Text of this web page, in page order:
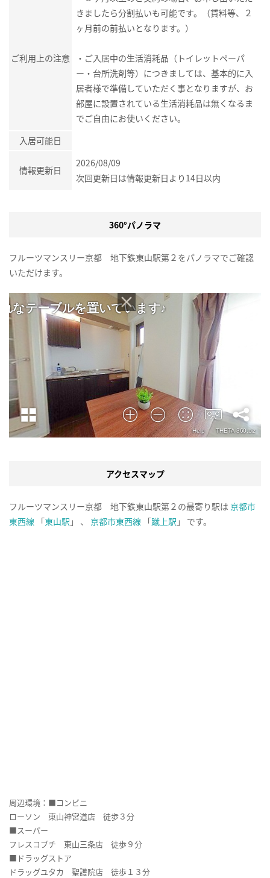
ご利用上の注意
きましたら分割払いも可能です。（賃料等、２
ヶ月前の前払いとなります。）
・ご入居中の生活消耗品（トイレットペーパ
ー・台所洗剤等）につきましては、基本的に入
居者様で準備していただく事となりますが、お
部屋に設置されている生活消耗品は無くなるま
でご自由にお使いください。
入居可能日
情報更新日
2026/08/09
次回更新日は情報更新日より14日以内
360°パノラマ
フルーツマンスリー京都 地下鉄東山駅第２をパノラマでご確認
いただけます。
アクセスマップ
フルーツマンスリー京都 地下鉄東山駅第２の最寄り駅は 京都市
東西線 「東山駅 」 、 京都市東西線 「蹴上駅 」 です。
周辺環境：■コンビニ
ローソン 東山神宮道店 徒歩３分
■スーパー
フレスコプチ 東山三条店 徒歩９分
■ドラッグストア
ドラッグユタカ 聖護院店 徒歩１３分